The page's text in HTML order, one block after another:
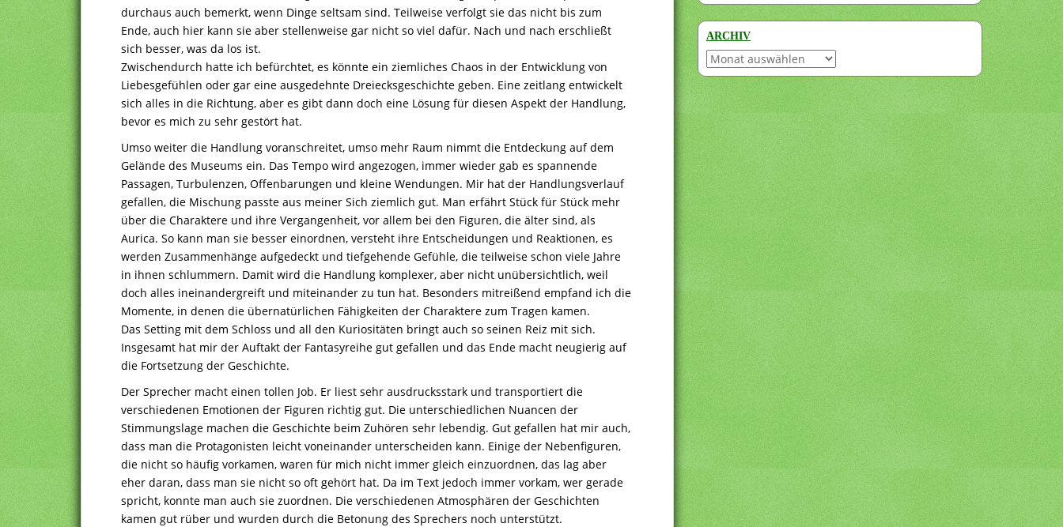
durchaus auch bemerkt, wenn Dinge seltsam sind. Teilweise verfolgt sie das nicht bis zum
Ende, auch hier kann sie aber stellenweise gar nicht so viel dafür. Nach und nach erschließt
sich besser, was da los ist.
Zwischendurch hatte ich befürchtet, es könnte ein ziemliches Chaos in der Entwicklung von
Liebesgefühlen oder gar eine ausgedehnte Dreiecksgeschichte geben. Eine zeitlang entwickelt
sich alles in die Richtung, aber es gibt dann doch eine Lösung für diesen Aspekt der Handlung,
bevor es mich zu sehr gestört hat.
Umso weiter die Handlung voranschreitet, umso mehr Raum nimmt die Entdeckung auf dem
Gelände des Museums ein. Das Tempo wird angezogen, immer wieder gab es spannende
Passagen, Turbulenzen, Offenbarungen und kleine Wendungen. Mir hat der Handlungsverlauf
gefallen, die Mischung passte aus meiner Sich ziemlich gut. Man erfährt Stück für Stück mehr
über die Charaktere und ihre Vergangenheit, vor allem bei den Figuren, die älter sind, als
Aurica. So kann man sie besser einordnen, versteht ihre Entscheidungen und Reaktionen, es
werden Zusammenhänge aufgedeckt und tiefgehende Gefühle, die teilweise schon viele Jahre
in ihnen schlummern. Damit wird die Handlung komplexer, aber nicht unübersichtlich, weil
doch alles ineinandergreift und miteinander zu tun hat. Besonders mitreißend empfand ich die
Momente, in denen die übernatürlichen Fähigkeiten der Charaktere zum Tragen kamen.
Das Setting mit dem Schloss und all den Kuriositäten bringt auch so seinen Reiz mit sich.
Insgesamt hat mir der Auftakt der Fantasyreihe gut gefallen und das Ende macht neugierig auf
die Fortsetzung der Geschichte.
Der Sprecher macht einen tollen Job. Er liest sehr ausdrucksstark und transportiert die
verschiedenen Emotionen der Figuren richtig gut. Die unterschiedlichen Nuancen der
Stimmungslage machen die Geschichte beim Zuhören sehr lebendig. Gut gefallen hat mir auch,
dass man die Protagonisten leicht voneinander unterscheiden kann. Einige der Nebenfiguren,
die nicht so häufig vorkamen, waren für mich nicht immer gleich einzuordnen, das lag aber
eher daran, dass man sie nicht so oft gehört hat. Da im Text jedoch immer vorkam, wer gerade
spricht, konnte man auch sie zuordnen. Die verschiedenen Atmosphären der Geschichten
kamen gut rüber und wurden durch die Betonung des Sprechers noch unterstützt.
ARCHIV
Archiv